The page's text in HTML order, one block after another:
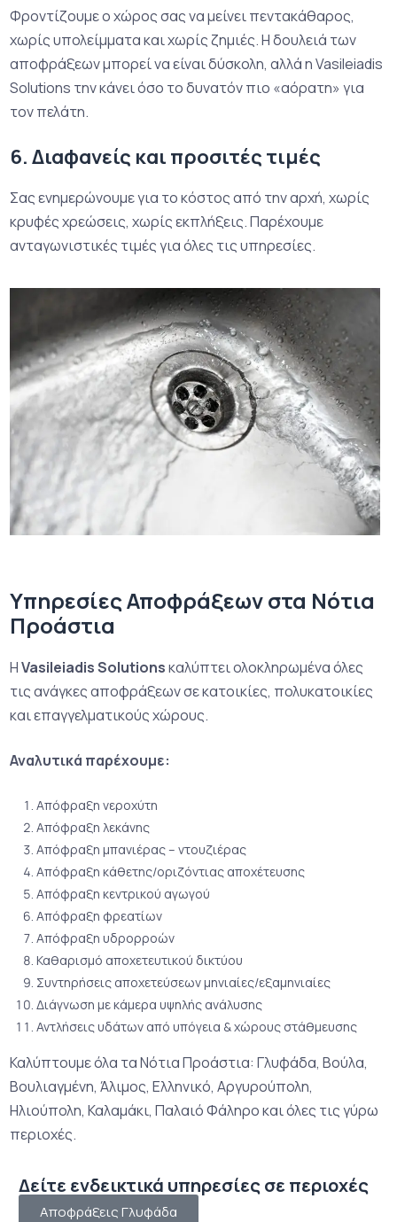
Φροντίζουμε ο χώρος σας να μείνει πεντακάθαρος,
χωρίς υπολείμματα και χωρίς ζημιές. Η δουλειά των
αποφράξεων μπορεί να είναι δύσκολη, αλλά η Vasileiadis
Solutions την κάνει όσο το δυνατόν πιο «αόρατη» για
τον πελάτη.
6. Διαφανείς και προσιτές τιμές
Σας ενημερώνουμε για το κόστος από την αρχή, χωρίς
κρυφές χρεώσεις, χωρίς εκπλήξεις. Παρέχουμε
ανταγωνιστικές τιμές για όλες τις υπηρεσίες.
Υπηρεσίες Αποφράξεων στα Νότια
Προάστια
ΗVasileiadis Solutionsκαλύπτει ολοκληρωμένα όλες
τις ανάγκες αποφράξεων σε κατοικίες, πολυκατοικίες
και επαγγελματικούς χώρους.
Αναλυτικά παρέχουμε:
Απόφραξη νεροχύτη
Απόφραξη λεκάνης
Απόφραξη μπανιέρας – ντουζιέρας
Απόφραξη κάθετης/οριζόντιας αποχέτευσης
Απόφραξη κεντρικού αγωγού
Απόφραξη φρεατίων
Απόφραξη υδρορροών
Καθαρισμό αποχετευτικού δικτύου
Συντηρήσεις αποχετεύσεων μηνιαίες/εξαμηνιαίες
Διάγνωση με κάμερα υψηλής ανάλυσης
Αντλήσεις υδάτων από υπόγεια & χώρους στάθμευσης
Καλύπτουμε όλα τα Νότια Προάστια: Γλυφάδα, Βούλα,
Βουλιαγμένη, Άλιμος, Ελληνικό, Αργυρούπολη,
Ηλιούπολη, Καλαμάκι, Παλαιό Φάληρο και όλες τις γύρω
περιοχές.
Δείτε ενδεικτικά υπηρεσίες σε περιοχές
Αποφράξεις Γλυφάδα